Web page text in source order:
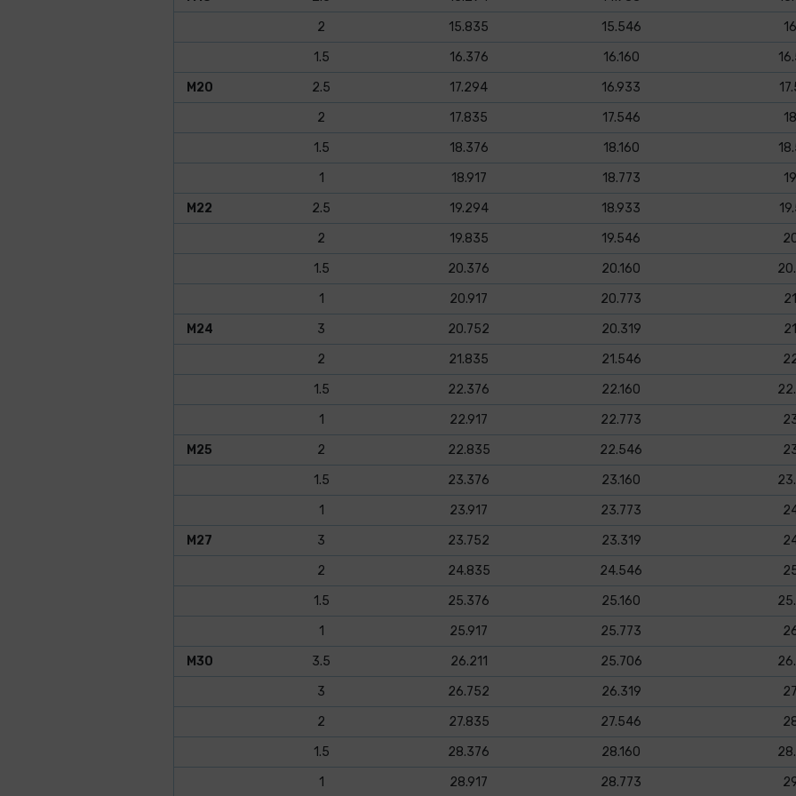
2
15.835 15.546
16
1.5
16.376 16.160
M20
2.5 17.294 16.933
2
17.835 17.546
18
1.5
18.376 18.160
1
18.917 18.773
19
M22
2.5 19.294 18.933
2
19.835 19.546
1.5
20.376 20.160
1
20.917 20.773
21
M24
3 20.752 20.319
21
2
21.835 21.546
1.5
22.376 22.160
1
22.917 22.773
M25
2 22.835 22.546
1.5
23.376 23.160
1
23.917 23.773
M27
3 23.752 23.319
2
24.835 24.546
1.5
25.376 25.160
1
25.917 25.773
M30
3.5 26.211 25.706
3
26.752 26.319
27
2
27.835 27.546
1.5
28.376 28.160
1
28.917 28.773